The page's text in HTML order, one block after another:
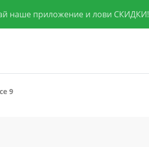
наше приложение и лови СКИДКИ!
9